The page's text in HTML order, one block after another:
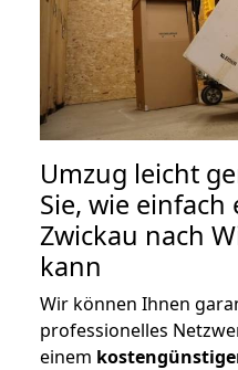
Umzug leicht
Sie, wie
Zwickau nach
kann
Wir können Ihnen
professionelles
einem